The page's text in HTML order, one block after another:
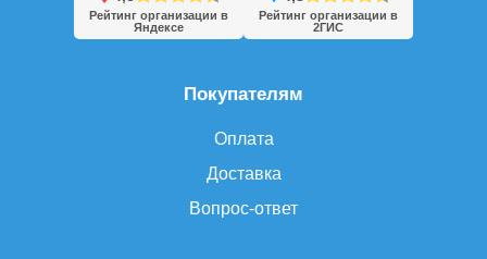
Покупателям
Оплата
Доставка
Вопрос-ответ
Рейтинг организации в
Яндексе
Рейтинг организации в
2ГИС